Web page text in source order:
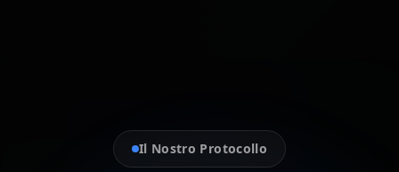
Il Nostro Protocollo